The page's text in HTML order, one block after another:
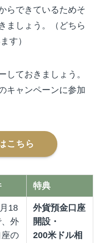
らできているためそ
ましょう。（どちら
す）
しておきましょう。
キャンペーンに参加
こちら
特典
18
、外
の
外貨預金口座
開設・
200米ドル相